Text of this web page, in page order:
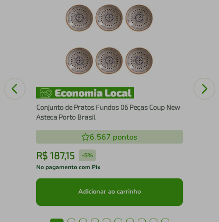
Conjunto de Pratos Fundos 06 Peças Coup New
Asteca Porto Brasil
6.567 pontos
R$ 187,15 -5%
No pagamento com Pix
Adicionar ao carrinho